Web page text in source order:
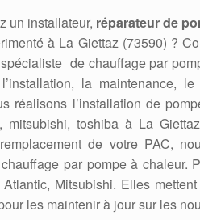
un installateur, réparateur de
à La Giettaz (73590) ?
de chauffage par
la maintenance,
réalisons l’installation de
mitsubishi, toshiba à La
de votre PAC,
par pompe à chaleur.
Mitsubishi. Elles
les maintenir à jour sur les